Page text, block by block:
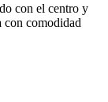
con el centro y
con comodidad